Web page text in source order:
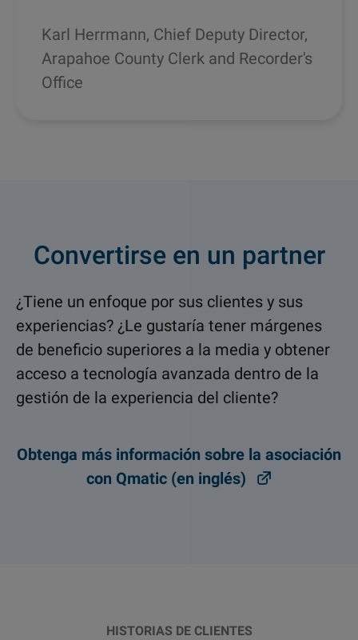
Karl Herrmann, Chief Deputy Director,
Arapahoe County Clerk and Recorder's
Office
Convertirse en un partner
¿Tiene un enfoque por sus clientes y sus
experiencias? ¿Le gustaría tener márgenes
de beneficio superiores a la media y obtener
acceso a tecnología avanzada dentro de la
gestión de la experiencia del cliente?
Obtenga más información sobre la asociación
con Qmatic (en inglés)
HISTORIAS DE CLIENTES